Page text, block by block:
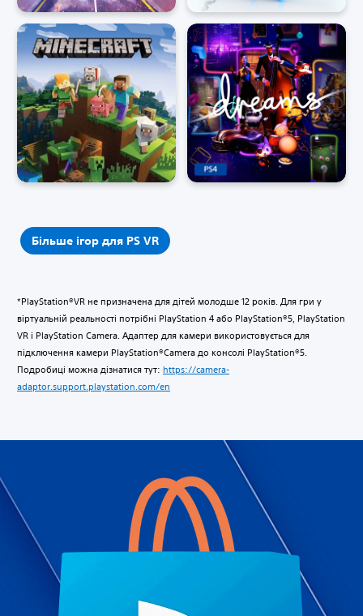
Більше ігор для PS VR
*PlayStation®VR не призначена для дітей молодше 12 років. Для гри у
віртуальній реальності потрібні PlayStation 4 або PlayStation®5, PlayStation
VR і PlayStation Camera. Адаптер для камери використовується для
підключення камери PlayStation®Camera до консолі PlayStation®5.
Подробиці можна дізнатися тут: https://camera-
adaptor.support.playstation.com/en